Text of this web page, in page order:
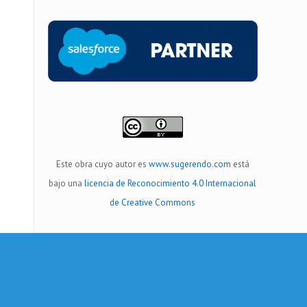
Este obra cuyo autor es www.sugerendo.com está
bajo unalicencia de Reconocimiento 4.0 Internacional
de Creative Commons